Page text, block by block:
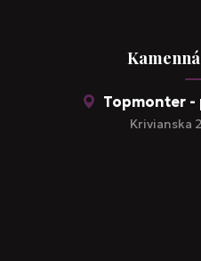
Topmonter -
Krivianska